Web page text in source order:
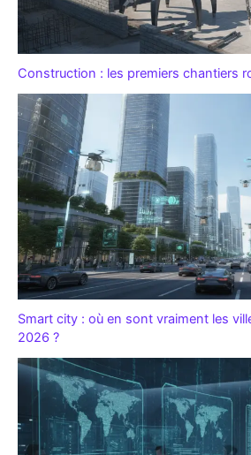
Construction : les premiers chantiers
Smart city : où en sont vraiment les
2026 ?